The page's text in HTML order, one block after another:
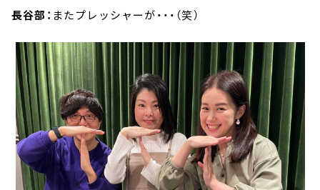
長谷部： またプレッシャーが・・・（笑）